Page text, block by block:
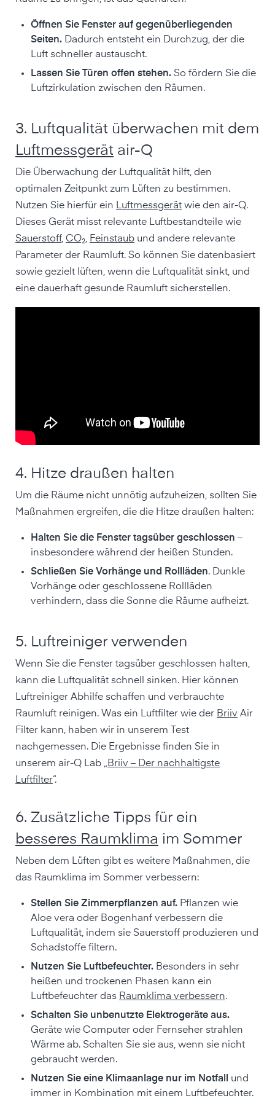
Öffnen Sie Fenster auf gegenüberliegenden
Seiten. Dadurch entsteht ein Durchzug, der die
Luft schneller austauscht.
Lassen Sie Türen offen stehen. So fördern Sie die
Luftzirkulation zwischen den Räumen.
3. Luftqualität überwachen mit dem
Luftmessgerät air-Q
Die Überwachung der Luftqualität hilft, den
optimalen Zeitpunkt zum Lüften zu bestimmen.
Nutzen Sie hierfür ein Luftmessgerät wie den air-Q.
Dieses Gerät misst relevante Luftbestandteile wie
Sauerstoff, CO₂, Feinstaub und andere relevante
Parameter der Raumluft. So können Sie datenbasiert
sowie gezielt lüften, wenn die Luftqualität sinkt, und
eine dauerhaft gesunde Raumluft sicherstellen.
4. Hitze draußen halten
Um die Räume nicht unnötig aufzuheizen, sollten Sie
Maßnahmen ergreifen, die die Hitze draußen halten:
Halten Sie die Fenster tagsüber geschlossen –
insbesondere während der heißen Stunden.
Schließen Sie Vorhänge und Rollläden. Dunkle
Vorhänge oder geschlossene Rollläden
verhindern, dass die Sonne die Räume aufheizt.
5. Luftreiniger verwenden
Wenn Sie die Fenster tagsüber geschlossen halten,
kann die Luftqualität schnell sinken. Hier können
Luftreiniger Abhilfe schaffen und verbrauchte
Raumluft reinigen. Was ein Luftfilter wie der Briiv Air
Filter kann, haben wir in unserem Test
nachgemessen. Die Ergebnisse finden Sie in
unserem air-Q Lab „Briiv – Der nachhaltigste
Luftfilter“.
6. Zusätzliche Tipps für ein
besseres Raumklima im Sommer
Neben dem Lüften gibt es weitere Maßnahmen, die
das Raumklima im Sommer verbessern:
Stellen Sie Zimmerpflanzen auf. Pflanzen wie
Aloe vera oder Bogenhanf verbessern die
Luftqualität, indem sie Sauerstoff produzieren und
Schadstoffe filtern.
Nutzen Sie Luftbefeuchter. Besonders in sehr
heißen und trockenen Phasen kann ein
Luftbefeuchter das Raumklima verbessern.
Schalten Sie unbenutzte Elektrogeräte aus.
Geräte wie Computer oder Fernseher strahlen
Wärme ab. Schalten Sie sie aus, wenn sie nicht
gebraucht werden.
Nutzen Sie eine Klimaanlage nur im Notfall und
immer in Kombination mit einem Luftbefeuchter.